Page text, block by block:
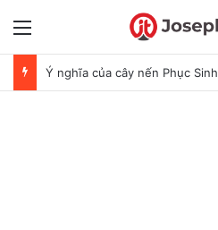
Ý nghĩa của cây nến Phục Sinh